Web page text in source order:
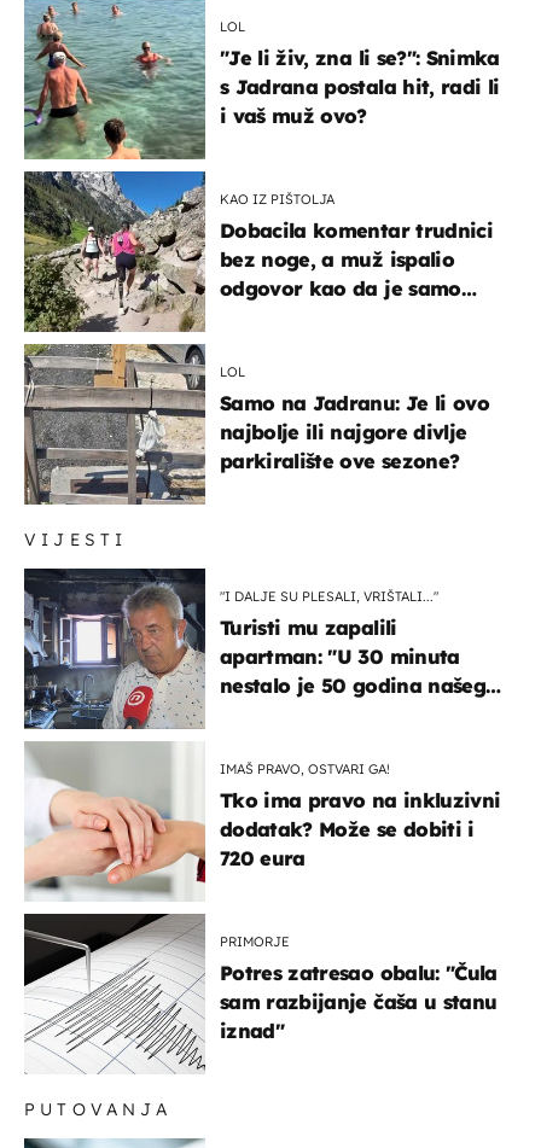
VIJESTI
"I DALJE SU PLESALI, VRIŠTALI..."
Turisti mu zapalili
apartman: "U 30 minuta
nestalo je 50 godina našeg
IMAŠ PRAVO, OSTVARI GA!
Tko ima pravo na inkluzivni
dodatak? Može se dobiti i
720 eura
PRIMORJE
Potres zatresao obalu: "Čula
sam razbijanje čaša u stanu
iznad"
LOL
"Je li živ, zna li se?": Snimka
s Jadrana postala hit, radi li
i vaš muž ovo?
KAO IZ PIŠTOLJA
Dobacila komentar trudnici
bez noge, a muž ispalio
odgovor kao da je samo
LOL
Samo na Jadranu: Je li ovo
najbolje ili najgore divlje
parkiralište ove sezone?
PUTOVANJA